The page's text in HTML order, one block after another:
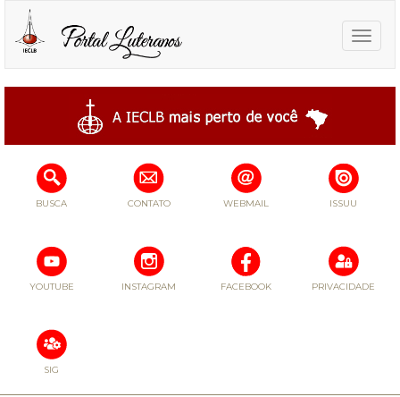
Toggle
BUSCA CONTATO WEBMAIL ISSUU
YOUTUBE INSTAGRAM FACEBOOK PRIVACIDADE
SIG